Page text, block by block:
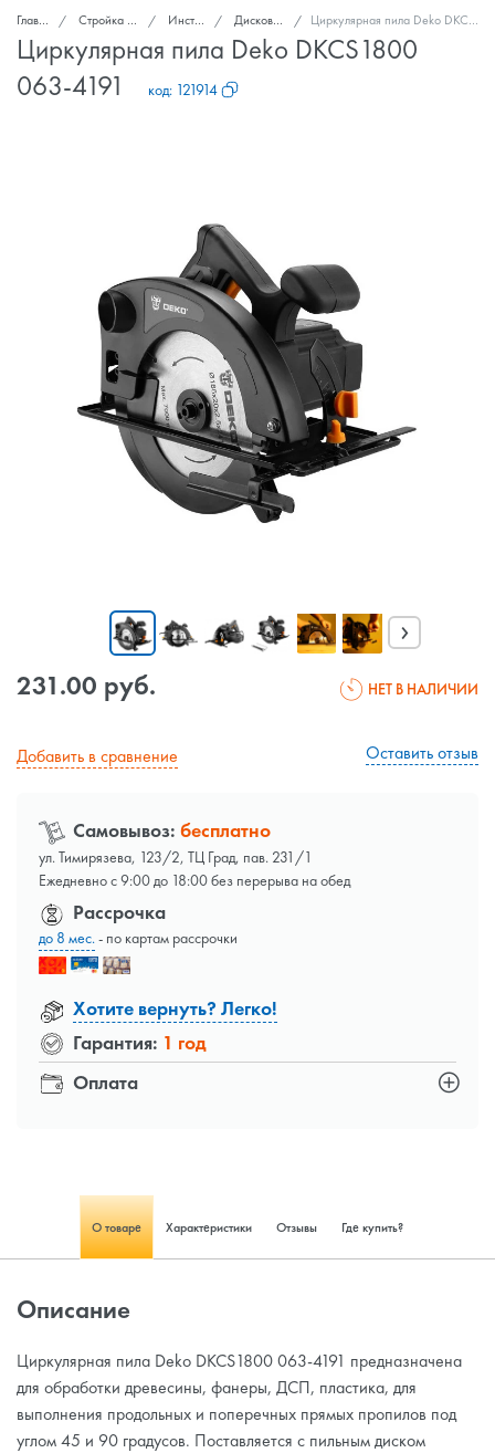
Главная Стройка и ремонт Инструмент Дисковые пилы Циркулярная пила Deko DKCS1800 063-4191
Циркулярная пила Deko DKCS1800
063-4191
код: 121914
›
231.00 руб. НЕТ В НАЛИЧИИ
Добавить в сравнение Оставить отзыв
Самовывоз: бесплатно
ул. Тимирязева, 123/2, ТЦ Град, пав. 231/1
Ежедневно с 9:00 до 18:00 без перерыва на обед
Оплата
Рассрочка
до 8 мес. - по картам рассрочки
Хотите вернуть? Легко!
Гарантия: 1 год
О товаре Характеристики Отзывы Где купить?
Описание
Циркулярная пила Deko DKCS1800 063-4191 предназначена
для обработки древесины, фанеры, ДСП, пластика, для
выполнения продольных и поперечных прямых пропилов под
углом 45 и 90 градусов. Поставляется с пильным диском